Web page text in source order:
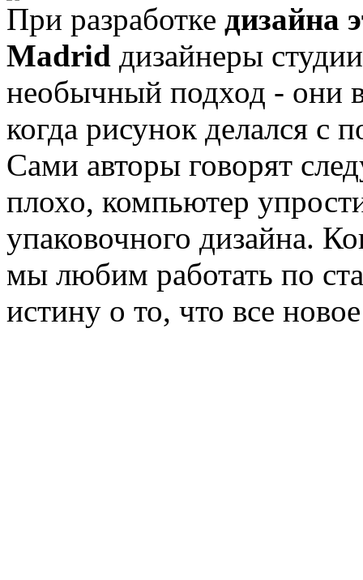
При разработке дизайна
Madrid дизайнеры
необычный подход - они
когда рисунок делался
Сами авторы говорят
плохо, компьютер
упаковочного дизайна.
мы любим работать по
истину о то, что все